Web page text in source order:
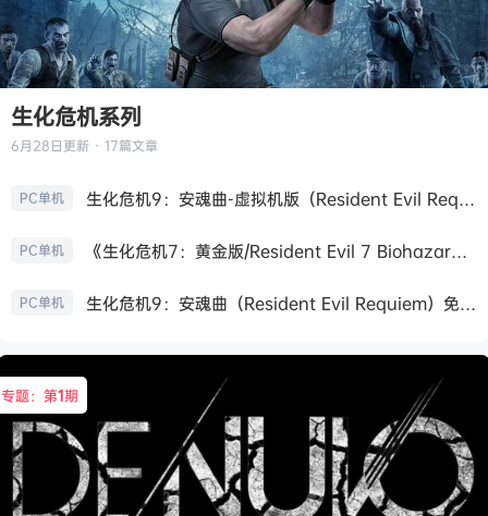
生化危机系列
6月28日更新 · 17篇文章
PC单机 生化危机9：安魂曲-虚拟机版（Resident Evil Requiem HYPERVISOR）免安装中文版
PC单机 《生化危机7：黄金版/Resident Evil 7 Biohazard》免安装中文版
PC单机 生化危机9：安魂曲（Resident Evil Requiem）免安装中文版
专题：第1期